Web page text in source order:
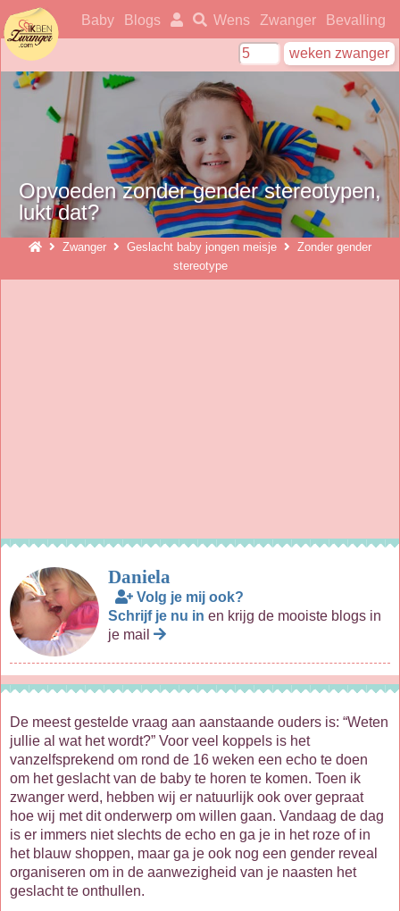
ikbenzwanger Wens Zwanger Bevalling
Baby Blogs
Opvoeden zonder gender stereotypen,
lukt dat?
Zwanger Geslacht baby jongen meisje
Zonder gender
stereotype
Daniela
Volg je mij ook?
Schrijf je nu in en krijg de mooiste blogs in
je mail
De meest gestelde vraag aan aanstaande ouders is: “Weten
jullie al wat het wordt?” Voor veel koppels is het
vanzelfsprekend om rond de 16 weken een echo te doen
om het geslacht van de baby te horen te komen. Toen ik
zwanger werd, hebben wij er natuurlijk ook over gepraat
hoe wij met dit onderwerp om willen gaan. Vandaag de dag
is er immers niet slechts de echo en ga je in het roze of in
het blauw shoppen, maar ga je ook nog een gender reveal
organiseren om in de aanwezigheid van je naasten het
geslacht te onthullen.